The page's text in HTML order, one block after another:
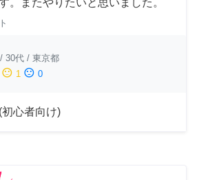
。またやりたいと思いました。
/ 30代 / 東京都
sentiment_neutral 1 sentiment_dissatisfied 0
心者向け)